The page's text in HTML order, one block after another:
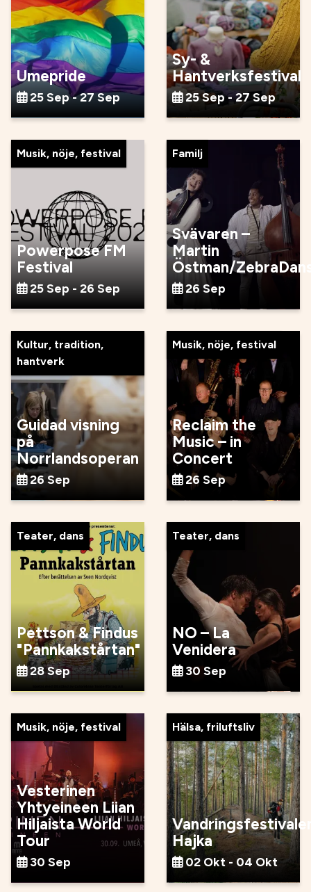
Umepride
25 Sep - 27 Sep
Sy- &
Hantverksfestival
25 Sep - 27 Sep
Musik, nöje, festival
Powerpose FM
Festival
25 Sep - 26 Sep
Familj
Svävaren –
Martin
Östman/
26 Sep
Kultur, tradition,
hantverk
Guidad visning
på
Norrlandsoperan
26 Sep
Musik, nöje, festival
Reclaim the
Music – in
Concert
26 Sep
Teater, dans
Pettson & Findus
"Pannkakstårtan"
28 Sep
Teater, dans
NO – La
Venidera
30 Sep
Musik, nöje, festival
Vesterinen
Yhtyeineen Liian
Hiljaista World
Tour
30 Sep
Hälsa, friluftsliv
Hajka
02 Okt - 04 Okt